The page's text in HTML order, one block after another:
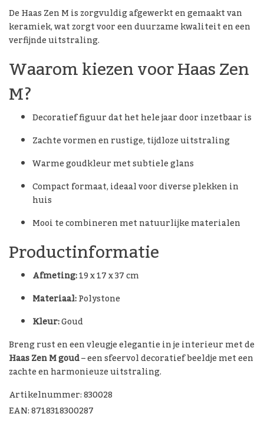
De Haas Zen M is zorgvuldig afgewerkt en gemaakt van
keramiek, wat zorgt voor een duurzame kwaliteit en een
verfijnde uitstraling.
Waarom kiezen voor Haas Zen
M?
Decoratief figuur dat het hele jaar door inzetbaar is
Zachte vormen en rustige, tijdloze uitstraling
Warme goudkleur met subtiele glans
Compact formaat, ideaal voor diverse plekken in
huis
Mooi te combineren met natuurlijke materialen
Productinformatie
Afmeting:19 x 17 x 37 cm
Materiaal:Polystone
Kleur:Goud
Breng rust en een vleugje elegantie in je interieur met de
Haas Zen M goud– een sfeervol decoratief beeldje met een
zachte en harmonieuze uitstraling.
Artikelnummer: 830028
EAN: 8718318300287